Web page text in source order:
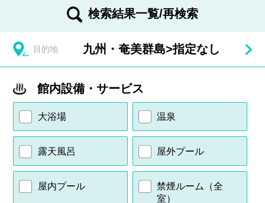
検索結果一覧/再検索
目的地 九州・奄美群島>指定なし
館内設備・サービス
大浴場 温泉
露天風呂 屋外プール
屋内プール
禁煙ルーム（全
室）